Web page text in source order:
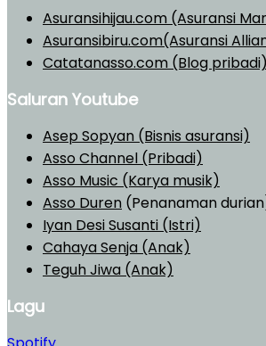
Asuransihijau.com (Asuransi
Asuransibiru.com(Asuransi
Catatanasso.com (Blog pribadi)
Saluran Youtube
Asep Sopyan (Bisnis asuransi)
Asso Channel (Pribadi)
Asso Music (Karya musik)
Asso Duren (Penanaman
Iyan Desi Susanti (Istri)
Cahaya Senja (Anak)
Teguh Jiwa (Anak)
Lagu